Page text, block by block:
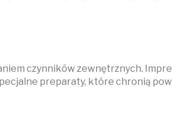
czynników zewnętrznych.
preparaty, które chronią